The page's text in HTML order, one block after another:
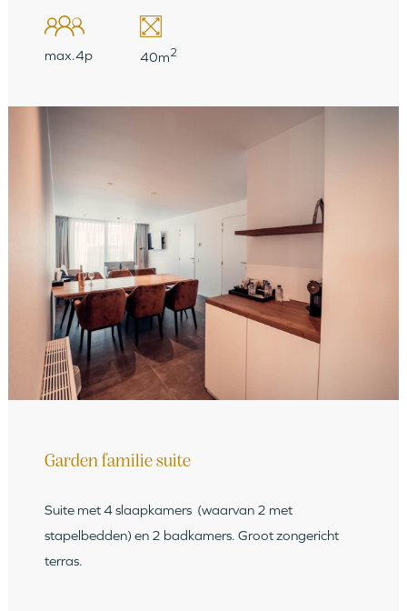
max.4p 40m2
Garden familie suite
Suite met 4 slaapkamers (waarvan 2 met
stapelbedden) en 2 badkamers. Groot zongericht
terras.